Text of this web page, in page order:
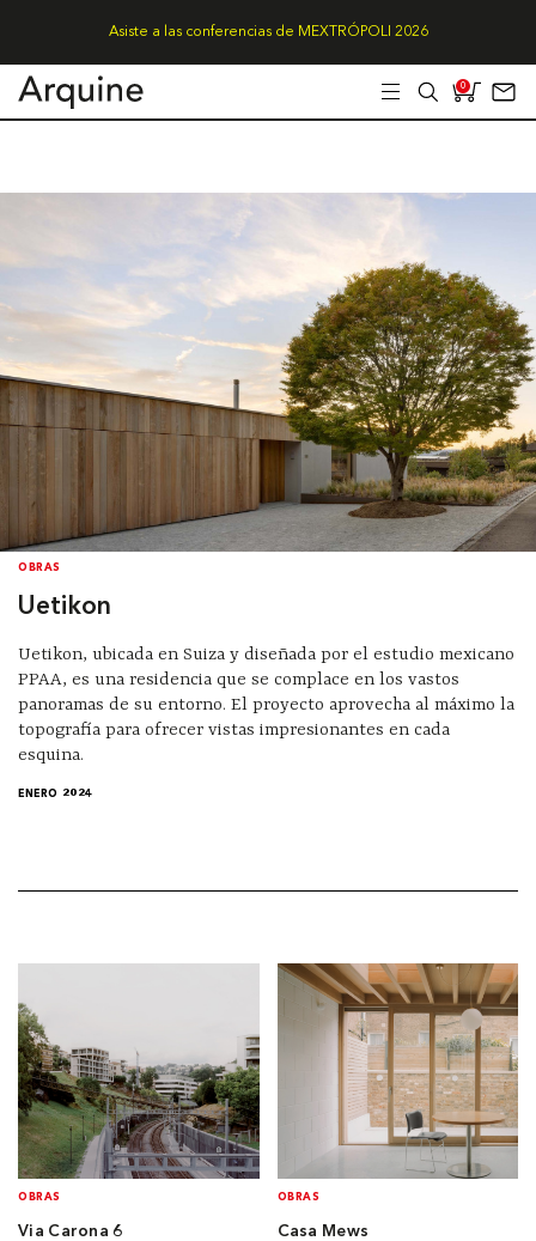
Asiste a las conferencias de MEXTRÓPOLI 2026
0
OBRAS
Uetikon
Uetikon, ubicada en Suiza y diseñada por el estudio mexicano
PPAA, es una residencia que se complace en los vastos
panoramas de su entorno. El proyecto aprovecha al máximo la
topografía para ofrecer vistas impresionantes en cada
esquina.
ENERO 2024
OBRAS
Via Carona 6
OBRAS
Casa Mews